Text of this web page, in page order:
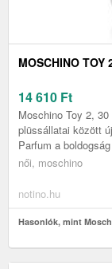
MOSCHINO TOY
14 610 Ft
Moschino Toy 2,
plüssállatai között
Parfum a
női, moschino
notino.hu
Hasonlók, mint